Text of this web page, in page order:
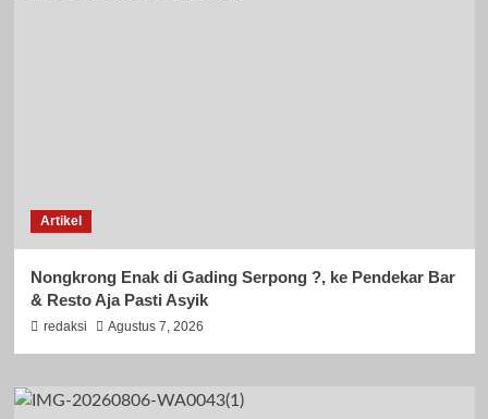
Artikel
Nongkrong Enak di Gading Serpong ?, ke Pendekar Bar
& Resto Aja Pasti Asyik
redaksi Agustus 7, 2026